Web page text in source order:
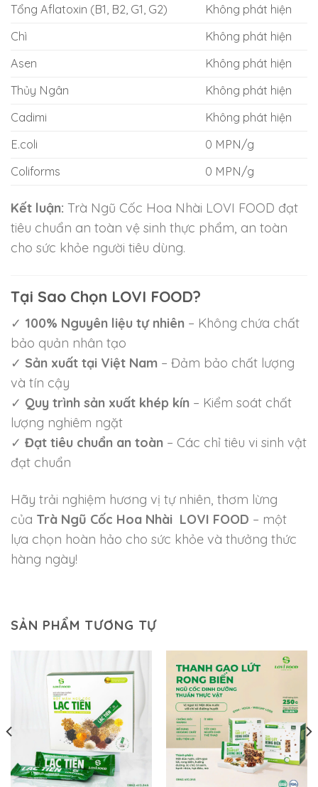
Tổng Aflatoxin (B1, B2, G1, G2)
Không phát hiện
Chì
Không phát hiện
Asen
Không phát hiện
Thủy Ngân
Không phát hiện
Cadimi
Không phát hiện
E.coli
0 MPN/g
Coliforms
0 MPN/g
Kết luận: Trà Ngũ Cốc Hoa Nhài LOVI FOOD đạt
tiêu chuẩn an toàn vệ sinh thực phẩm, an toàn
cho sức khỏe người tiêu dùng.
Tại Sao Chọn LOVI FOOD?
✓ 100% Nguyên liệu tự nhiên – Không chứa chất
bảo quản nhân tạo
✓ Sản xuất tại Việt Nam – Đảm bảo chất lượng
và tín cậy
✓ Quy trình sản xuất khép kín – Kiểm soát chất
lượng nghiêm ngặt
✓ Đạt tiêu chuẩn an toàn – Các chỉ tiêu vi sinh vật
đạt chuẩn
Hãy trải nghiệm hương vị tự nhiên, thơm lừng
của Trà Ngũ Cốc Hoa Nhài LOVI FOOD – một
lựa chọn hoàn hảo cho sức khỏe và thưởng thức
hàng ngày!
SẢN PHẨM TƯƠNG TỰ